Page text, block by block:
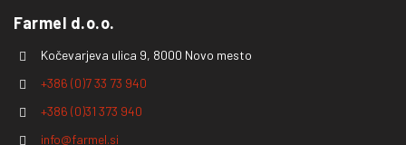
Farmel d.o.o.
Kočevarjeva ulica 9, 8000 Novo mesto
+386 (0)7 33 73 940
+386 (0)31 373 940
info@farmel.si